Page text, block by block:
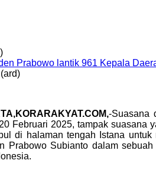
digital JConnect Mobile, Bank
-Suasana
Februari 2025, tampak suasana
di halaman tengah Istana
Prabowo Subianto dalam